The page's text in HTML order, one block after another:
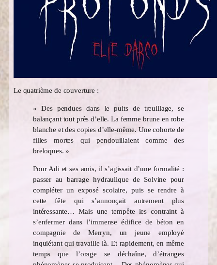
Le quatrième de couverture :
« Des pendues dans le puits de treuillage, se
balançant tout près d’elle. La femme brune en robe
blanche et des copies d’elle-même. Une cohorte de
filles mortes qui pendouillaient comme des
breloques. »
Pour Adi et ses amis, il s’agissait d’une formalité :
passer au barrage hydraulique de Solvine pour
compléter un exposé scolaire, puis se rendre à
cette fête qui s’annonçait autrement plus
intéressante… Mais une tempête les contraint à
s’enfermer dans l’immense édifice de béton en
compagnie de Merryn, un jeune employé
inquiétant qui travaille là. Et rapidement, en même
temps que l’orage se déchaîne, d’étranges